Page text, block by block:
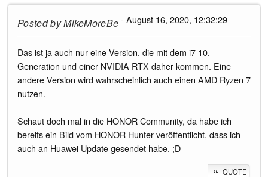
Posted byMikeMoreBe- August 16, 2020, 12:32:29
Das ist ja auch nur eine Version, die mit dem i7 10.
Generation und einer NVIDIA RTX daher kommen. Eine
andere Version wird wahrscheinlich auch einen AMD Ryzen 7
nutzen.
Schaut doch mal in die HONOR Community, da habe ich
bereits ein Bild vom HONOR Hunter veröffentlicht, dass ich
auch an Huawei Update gesendet habe. ;D
QUOTE